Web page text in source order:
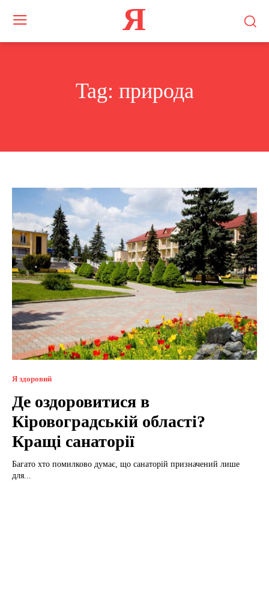
Я
Tag: природа
Я здоровий
Де оздоровитися в
Кіровоградській області?
Кращі санаторії
Багато хто помилково думає, що санаторій призначений лише
для...